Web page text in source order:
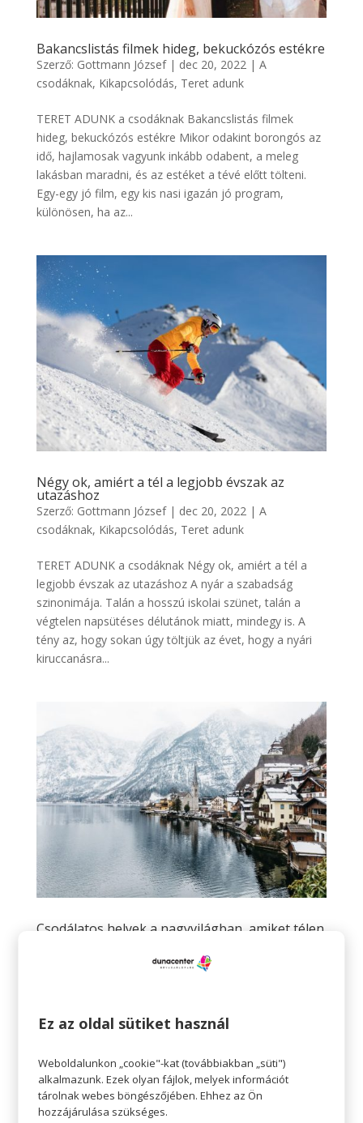
Bakancslistás filmek hideg, bekuckózós estékre
Szerző: Gottmann József| dec 20, 2022 | A
csodáknak, Kikapcsolódás, Teret adunk
TERET ADUNK a csodáknak Bakancslistás filmek
hideg, bekuckózós estékre Mikor odakint borongós az
idő, hajlamosak vagyunk inkább odabent, a meleg
lakásban maradni, és az estéket a tévé előtt tölteni.
Egy-egy jó film, egy kis nasi igazán jó program,
különösen, ha az...
Négy ok, amiért a tél a legjobb évszak az
utazáshoz
Szerző: Gottmann József| dec 20, 2022 | A
csodáknak, Kikapcsolódás, Teret adunk
TERET ADUNK a csodáknak Négy ok, amiért a tél a
legjobb évszak az utazáshoz A nyár a szabadság
szinonimája. Talán a hosszú iskolai szünet, talán a
végtelen napsütéses délutánok miatt, mindegy is. A
tény az, hogy sokan úgy töltjük az évet, hogy a nyári
kiruccanásra...
Csodálatos helyek a nagyvilágban, amiket télen
|dec 13, 2022
nagyvilágban, amiket télen érdemes felkeresni Az,
azonban kicsit kevesebb az utazási kedv – pedig ebben
az időszakban is rengeteg mindent érdemes látni. Sőt!
Vannak...
Ez az oldal sütiket használ
Weboldalunkon „cookie"-kat (továbbiakban „süti")
alkalmazunk. Ezek olyan fájlok, melyek információt
tárolnak webes böngészőjében. Ehhez az Ön
hozzájárulása szükséges.